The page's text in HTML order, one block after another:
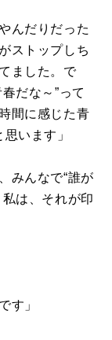
んだりだった
ストップしち
ました。で
だな～”って
間に感じた青
います」
みんなで“誰が
は、それが印
す」